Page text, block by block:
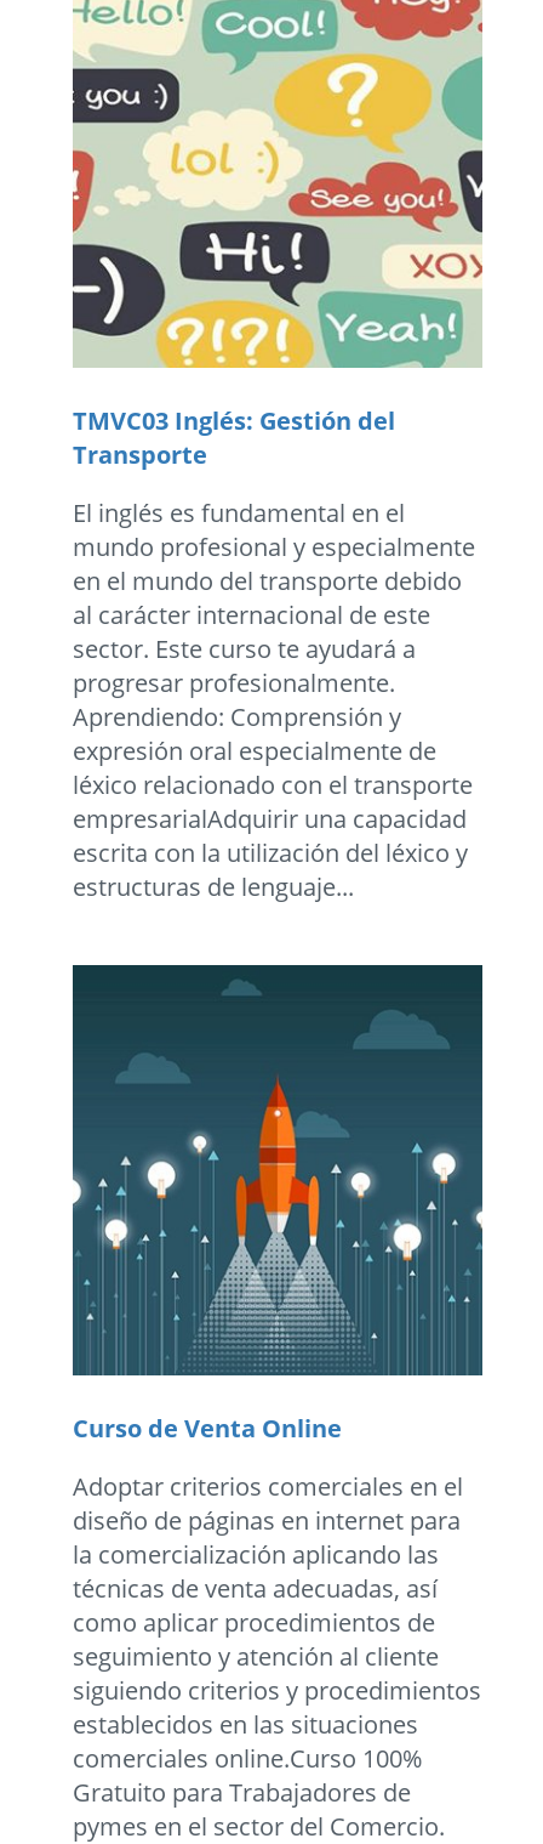
TMVC03 Inglés: Gestión del
Transporte
El inglés es fundamental en el
mundo profesional y especialmente
en el mundo del transporte debido
al carácter internacional de este
sector. Este curso te ayudará a
progresar profesionalmente.
Aprendiendo: Comprensión y
expresión oral especialmente de
léxico relacionado con el transporte
empresarialAdquirir una capacidad
escrita con la utilización del léxico y
estructuras de lenguaje...
Curso de Venta Online
Adoptar criterios comerciales en el
diseño de páginas en internet para
la comercialización aplicando las
técnicas de venta adecuadas, así
como aplicar procedimientos de
seguimiento y atención al cliente
siguiendo criterios y procedimientos
establecidos en las situaciones
comerciales online.Curso 100%
Gratuito para Trabajadores de
pymes en el sector del Comercio.